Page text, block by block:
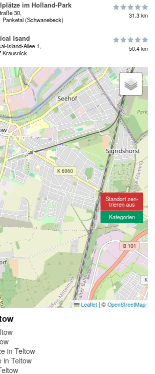
im Holland-Park
30,
Panketal (Schwanebeck)
31.3 km
Isand
Island-Allee 1,
Krausnick
50.4 km
Leaflet | © OpenStreetMap
Standort zen-
trieren aus
Kategorien
in Teltow
in Teltow